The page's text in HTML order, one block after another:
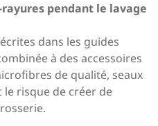
pendant le lavage
dans les guides
à des accessoires
de qualité, seaux
risque de créer de